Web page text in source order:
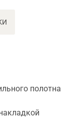
полотна